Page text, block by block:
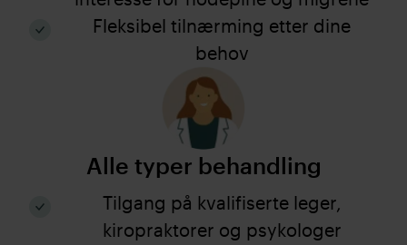
Fleksibel tilnærming etter dine
behov
Alle typer behandling
Tilgang på kvalifiserte leger,
kiropraktorer og psykologer